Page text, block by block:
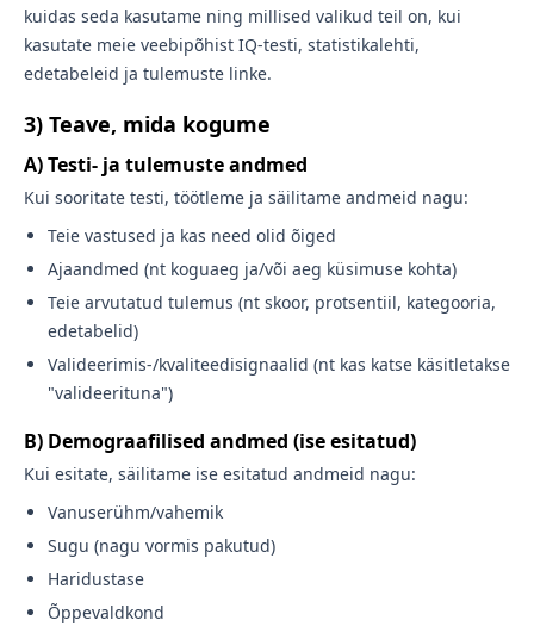
kuidas seda kasutame ning millised valikud teil on, kui
kasutate meie veebipõhist IQ-testi, statistikalehti,
edetabeleid ja tulemuste linke.
3) Teave, mida kogume
A) Testi- ja tulemuste andmed
Kui sooritate testi, töötleme ja säilitame andmeid nagu:
Teie vastused ja kas need olid õiged
Ajaandmed (nt koguaeg ja/või aeg küsimuse kohta)
Teie arvutatud tulemus (nt skoor, protsentiil, kategooria,
edetabelid)
Valideerimis-/kvaliteedisignaalid (nt kas katse käsitletakse
"valideerituna")
B) Demograafilised andmed (ise esitatud)
Kui esitate, säilitame ise esitatud andmeid nagu:
Vanuserühm/vahemik
Sugu (nagu vormis pakutud)
Haridustase
Õppevaldkond